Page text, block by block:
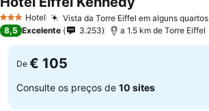
3 EstrelasHotel Vista da Torre Eiffel em alguns quartos
8,5 Excelente 3.253 a 1.5 km de Torre Eiffel
De € 105
Consulte os preços de 10 sites